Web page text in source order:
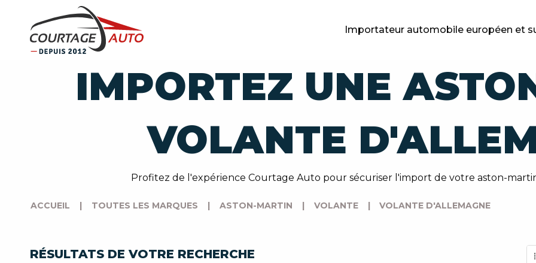
Importateur automobile européen et
IMPORTEZ UNE
VOLANTE
Profitez de l'expérience Courtage Auto pour sécuriser l'import de votre aston-
ACCUEIL | TOUTES LES MARQUES | ASTON-MARTIN | VOLANTE | VOLANTE D'ALLEMAGNE
RÉSULTATS DE VOTRE RECHERCHE